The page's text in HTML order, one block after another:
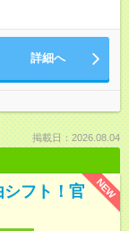
詳細へ
掲載日：2026.08.04
NEW
シフト！官